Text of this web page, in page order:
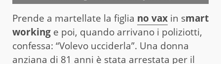
Prende a martellate la figlia no vax in smart
working e poi, quando arrivano i poliziotti,
confessa: “Volevo ucciderla”. Una donna
anziana di 81 anni è stata arrestata per il